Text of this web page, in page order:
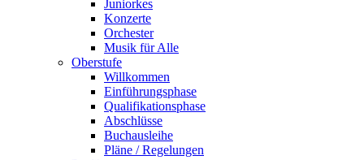
Juniorkes
Konzerte
Orchester
Musik für Alle
Oberstufe
Willkommen
Einführungsphase
Qualifikationsphase
Abschlüsse
Buchausleihe
Pläne / Regelungen